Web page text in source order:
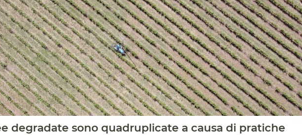
degradate sono quadruplicate a causa di pratiche